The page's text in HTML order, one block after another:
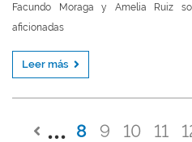
Facundo Moraga y Amelia Ruiz
aficionadas
Leer más
8 9 10 11